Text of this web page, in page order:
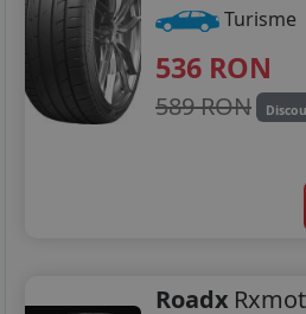
Turisme
536 RON
589 RON
Roadx